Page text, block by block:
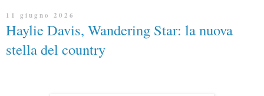
11 giugno 2026
Haylie Davis, Wandering Star: la nuova
stella del country